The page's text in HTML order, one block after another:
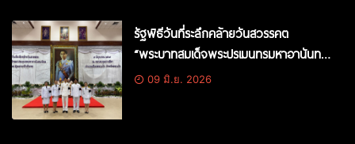
รัฐพิธีวันที่ระลึกคล้ายวันสวรรคต
“พระบาทสมเด็จพระปรเมนทรมหาอานันท
มหิดล พระอัฐมรามาธิบดินทร”
09 มิ.ย. 2026